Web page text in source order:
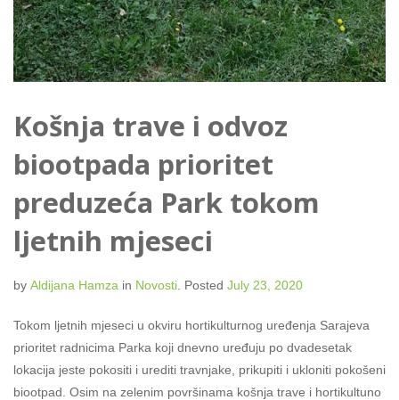
Košnja trave i odvoz
biootpada prioritet
preduzeća Park tokom
ljetnih mjeseci
by Aldijana Hamza in Novosti Posted July 23, 2020
Tokom ljetnih mjeseci u okviru hortikulturnog uređenja Sarajeva
prioritet radnicima Parka koji dnevno uređuju po dvadesetak
lokacija jeste pokositi i urediti travnjake, prikupiti i ukloniti pokošeni
biootpad. Osim na zelenim površinama košnja trave i hortikultuno